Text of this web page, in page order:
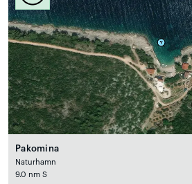
Pakomina
Naturhamn
9.0 nm S